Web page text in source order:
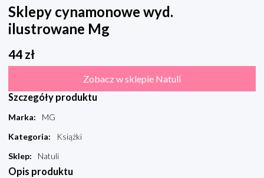
Sklepy cynamonowe wyd.
ilustrowane Mg
44 zł
Zobacz w sklepie Natuli
Szczegóły produktu
Marka:
MG
Kategoria:
Książki
Sklep: Natuli
Opis produktu